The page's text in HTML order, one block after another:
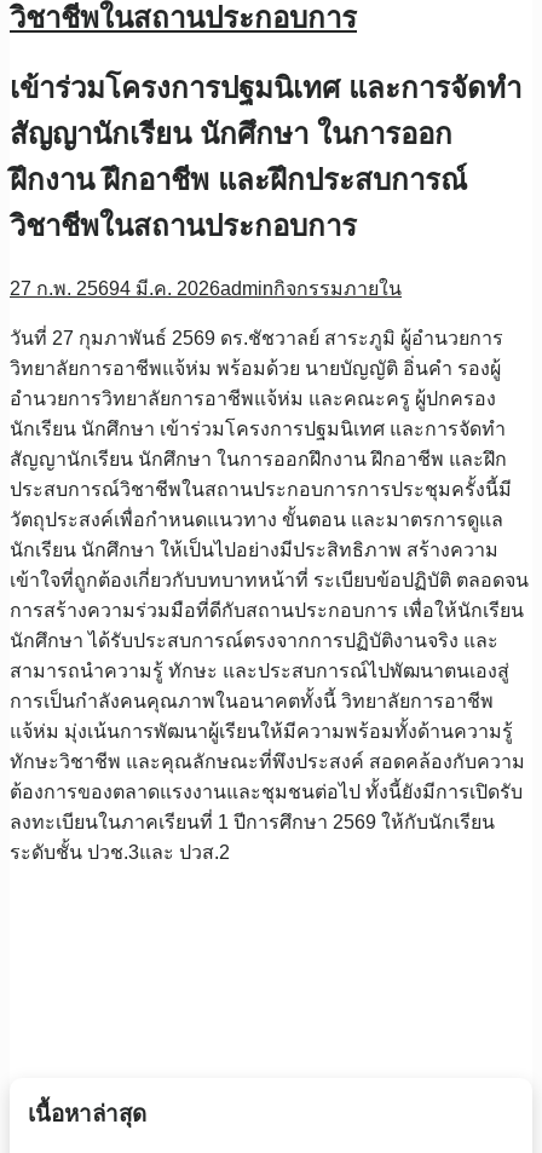
วิชาชีพในสถานประกอบการ
เข้าร่วมโครงการปฐมนิเทศ และการจัดทำ
สัญญานักเรียน นักศึกษา ในการออก
ฝึกงาน ฝึกอาชีพ และฝึกประสบการณ์
วิชาชีพในสถานประกอบการ
27 ก.พ. 25694 มี.ค. 2026adminกิจกรรมภายใน
วันที่ 27 กุมภาพันธ์ 2569 ดร.ชัชวาลย์ สาระภูมิ ผู้อำนวยการ
วิทยาลัยการอาชีพแจ้ห่ม พร้อมด้วย นายบัญญัติ อิ่นคำ รองผู้
อำนวยการวิทยาลัยการอาชีพแจ้ห่ม และคณะครู ผู้ปกครอง
นักเรียน นักศึกษา เข้าร่วมโครงการปฐมนิเทศ และการจัดทำ
สัญญานักเรียน นักศึกษา ในการออกฝึกงาน ฝึกอาชีพ และฝึก
ประสบการณ์วิชาชีพในสถานประกอบการการประชุมครั้งนี้มี
วัตถุประสงค์เพื่อกำหนดแนวทาง ขั้นตอน และมาตรการดูแล
นักเรียน นักศึกษา ให้เป็นไปอย่างมีประสิทธิภาพ สร้างความ
เข้าใจที่ถูกต้องเกี่ยวกับบทบาทหน้าที่ ระเบียบข้อปฏิบัติ ตลอดจน
การสร้างความร่วมมือที่ดีกับสถานประกอบการ เพื่อให้นักเรียน
นักศึกษา ได้รับประสบการณ์ตรงจากการปฏิบัติงานจริง และ
สามารถนำความรู้ ทักษะ และประสบการณ์ไปพัฒนาตนเองสู่
การเป็นกำลังคนคุณภาพในอนาคตทั้งนี้ วิทยาลัยการอาชีพ
แจ้ห่ม มุ่งเน้นการพัฒนาผู้เรียนให้มีความพร้อมทั้งด้านความรู้
ทักษะวิชาชีพ และคุณลักษณะที่พึงประสงค์ สอดคล้องกับความ
ต้องการของตลาดแรงงานและชุมชนต่อไป ทั้งนี้ยังมีการเปิดรับ
ลงทะเบียนในภาคเรียนที่ 1 ปีการศึกษา 2569 ให้กับนักเรียน
ระดับชั้น ปวช.3และ ปวส.2
เนื้อหาล่าสุด